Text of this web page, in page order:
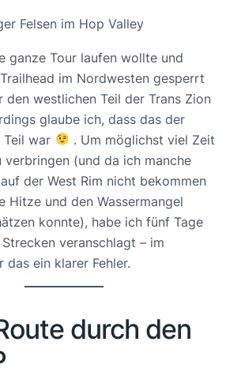
Felsen im Hop Valley
ganze Tour laufen wollte und
im Nordwesten gesperrt
den westlichen Teil der Trans Zion
glaube ich, dass das der
war
. Um möglichst viel Zeit
verbringen (und da ich manche
der West Rim nicht bekommen
Hitze und den Wassermangel
konnte), habe ich fünf Tage
veranschlagt – im
das ein klarer Fehler.
durch den